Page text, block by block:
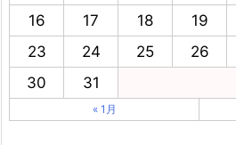
16
17 18 19
23
24 25 26
30
31
« 1月